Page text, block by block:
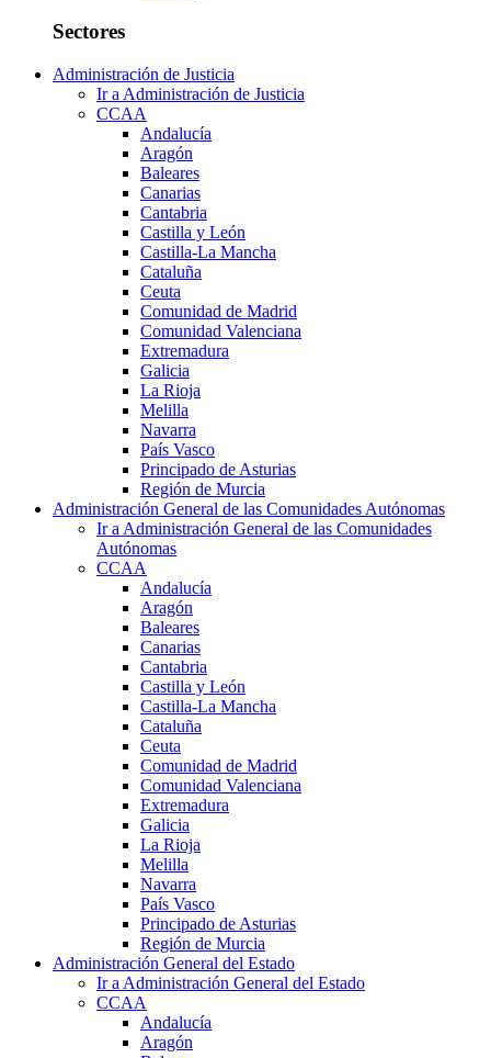
Sectores
Administración de Justicia
Ir a Administración de Justicia
CCAA
Andalucía
Aragón
Baleares
Canarias
Cantabria
Castilla y León
Castilla-La Mancha
Cataluña
Ceuta
Comunidad de Madrid
Comunidad Valenciana
Extremadura
Galicia
La Rioja
Melilla
Navarra
País Vasco
Principado de Asturias
Región de Murcia
Administración General de las Comunidades Autónomas
Ir a Administración General de las Comunidades
Autónomas
CCAA
Andalucía
Aragón
Baleares
Canarias
Cantabria
Castilla y León
Castilla-La Mancha
Cataluña
Ceuta
Comunidad de Madrid
Comunidad Valenciana
Extremadura
Galicia
La Rioja
Melilla
Navarra
País Vasco
Principado de Asturias
Región de Murcia
Administración General del Estado
Ir a Administración General del Estado
CCAA
Andalucía
Aragón